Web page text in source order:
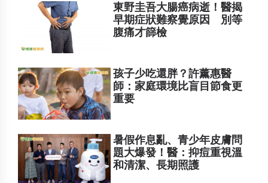
東野圭吾大腸癌病逝！醫揭
早期症狀難察覺原因 別等
腹痛才篩檢
孩子少吃還胖？許薰惠醫
師：家庭環境比盲目節食更
重要
暑假作息亂、青少年皮膚問
題大爆發！醫：抑痘重視溫
和清潔、長期照護